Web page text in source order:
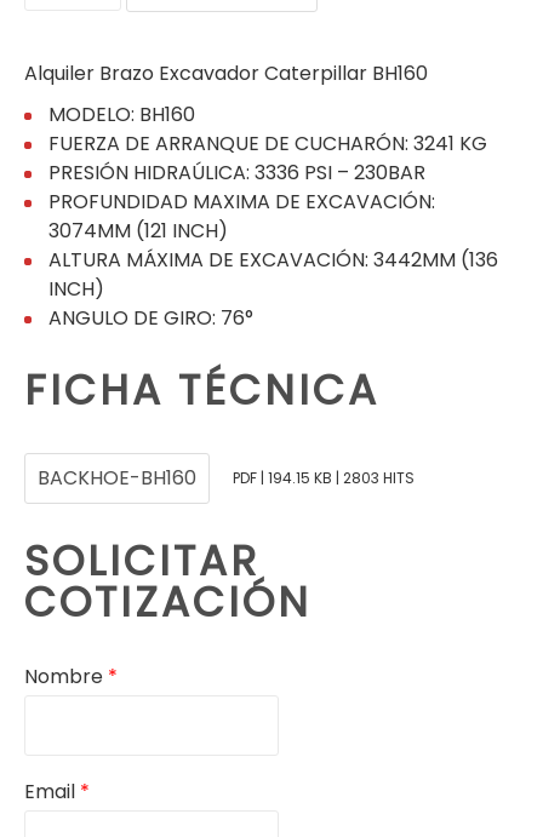
Alquiler Brazo Excavador Caterpillar BH160
MODELO: BH160
FUERZA DE ARRANQUE DE CUCHARÓN: 3241 KG
PRESIÓN HIDRAÚLICA: 3336 PSI – 230BAR
PROFUNDIDAD MAXIMA DE EXCAVACIÓN:
3074MM (121 INCH)
ALTURA MÁXIMA DE EXCAVACIÓN: 3442MM (136
INCH)
ANGULO DE GIRO: 76°
FICHA TÉCNICA
BACKHOE-BH160 PDF | 194.15 KB | 2803 HITS
SOLICITAR
COTIZACIÓN
Nombre *
Email *